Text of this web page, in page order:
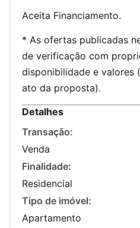
Aceita Financiamento.
* As ofertas publicadas
de verificação com
disponibilidade e valores
ato da proposta).
Detalhes
Transação:
Venda
Finalidade:
Residencial
Tipo de imóvel:
Apartamento